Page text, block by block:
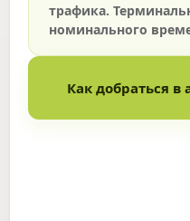
трафика.
номинального
Как добраться в